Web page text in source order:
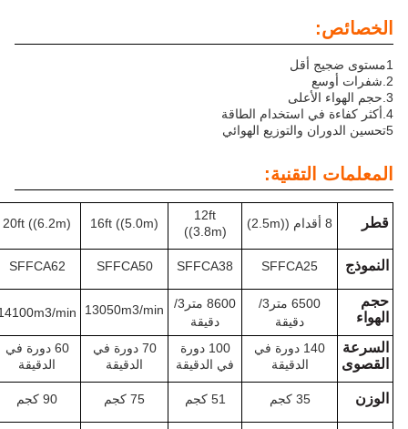
استخدام الطاقة
12ft
((3.8m)
16ft ((5.0m)
20ft ((6.2m)
24ft ((7.3m)
SFFCA38
SFFCA50
SFFCA62
SFFCA73
دقيقة
دقيقة
13050m3/min
14100m3/min
15850m3/min
140 دورة في
الدقيقة
100 دورة
في الدقيقة
70 دورة في
الدقيقة
60 دورة في
الدقيقة
55 دورة في
الدقيقة
51 كجم 90 كجم 127 كجم